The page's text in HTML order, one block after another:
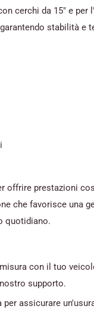
cerchi da 15" e per
stabilità e
offrire prestazioni
che favorisce una
quotidiano.
con il tuo
supporto.
assicurare